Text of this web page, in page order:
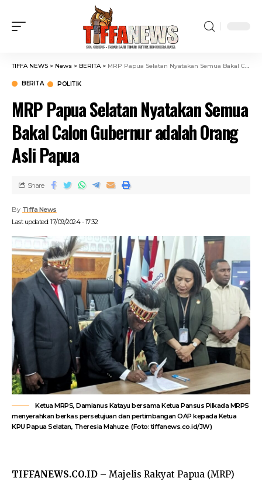
TIFFA NEWS > News > BERITA> MRP Papua Selatan Nyatakan Semua Bakal Calon Gubernur adalah Orang Asli Papua
BERITA POLITIK
MRP Papua Selatan Nyatakan Semua
Bakal Calon Gubernur adalah Orang
Asli Papua
Last updated: 17/09/2024 - 17:32
By Tiffa News
Share
Ketua MRPS, Damianus Katayu bersama Ketua Pansus Pilkada MRPS
menyerahkan berkas persetujuan dan pertimbangan OAP kepada Ketua
KPU Papua Selatan, Theresia Mahuze. (Foto: tiffanews.co.id/JW)
TIFFANEWS.CO.ID – Majelis Rakyat Papua (MRP)